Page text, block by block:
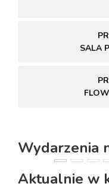
SALA
Wydarzenia
PREVIOUS
Aktualnie w